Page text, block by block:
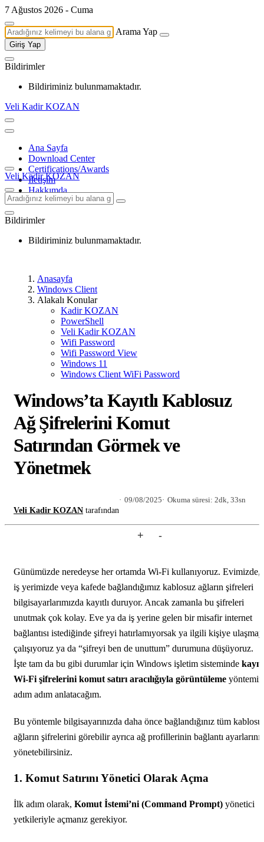
7 Ağustos 2026 - Cuma
Arama Yap
Giriş Yap
Bildirimler
Bildiriminiz bulunmamaktadır.
Veli Kadir KOZAN
Ana Sayfa
Download Center
Certifications/Awards
İletişim
Hakkımda
Veli Kadir KOZAN
Bildirimler
Bildiriminiz bulunmamaktadır.
Anasayfa
Windows Client
Alakalı Konular
Kadir KOZAN
PowerShell
Veli Kadir KOZAN
Wifi Password
Wifi Password View
Windows 11
Windows Client WiFi Password
Windows’ta Kayıtlı Kablosuz
Ağ Şifrelerini Komut
Satırından Görmek ve
Yönetmek
Veli Kadir KOZAN tarafından
09/08/2025 Okuma süresi: 2dk, 33sn
+ -
Günümüzde neredeyse her ortamda Wi-Fi kullanıyoruz. Evimizde,
iş yerimizde veya kafede bağlandığımız kablosuz ağların şifreleri
bilgisayarlarımızda kayıtlı duruyor. Ancak zamanla bu şifreleri
unutmak çok kolay. Eve ya da iş yerine gelen bir misafir internet
bağlantısı istediğinde şifreyi hatırlamıyorsak ya ilgili kişiye
çalışıyoruz ya da “şifreyi ben de unuttum” durumuna düşüyoruz.
İşte tam da bu gibi durumlar için Windows işletim sisteminde
Wi-Fi şifrelerini komut satırı aracılığıyla görüntüleme
adım adım anlatacağım.
Bu yöntemle bilgisayarınızda daha önce bağlandığınız tüm
ağların şifrelerini görebilir ayrıca ağ profillerinin bağlantı ayarlarını
yönetebilirsiniz.
1. Komut Satırını Yönetici Olarak Açma
İlk adım olarak, Komut İstemi’ni (Command Prompt) yönetici
yetkileriyle açmanız gerekiyor.